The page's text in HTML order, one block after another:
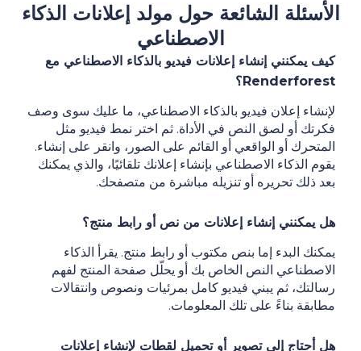
الأسئلة الشائعة حول مولد إعلانات الذكاء
الاصطناعي
كيف يمكنني إنشاء إعلانات فيديو بالذكاء الاصطناعي مع
Renderforest؟
لإنشاء إعلان فيديو بالذكاء الاصطناعي، ما عليك سوى وصف
فكرتك أو لصق النص في الأداة. ثم اختر نمط فيديو مثل
المتحرك أو الواقعي أو القائم على الصور، وانقر على إنشاء.
يقوم الذكاء الاصطناعي بإنشاء إعلانك تلقائيًا، والذي يمكنك
بعد ذلك تحريره أو تنزيله مباشرة من متصفحك.
هل يمكنني إنشاء إعلانات من نص أو رابط منتج؟
يمكنك البدء إما بنص مكتوب أو رابط منتج. يقرأ الذكاء
الاصطناعي النص الخاص بك أو يحلّل صفحة المنتج لفهم
رسالتك، ثم يبني فيديو كامل بمرئيات ونصوص وانتقالات
مطابقة بناءً على تلك المعلومات.
هل أحتاج إلى تصوير أو تحميل لقطات لإنشاء إعلانات